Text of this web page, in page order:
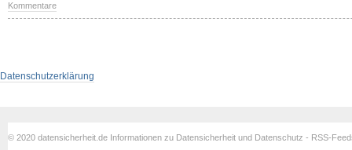
Kommentare
Datenschutzerklärung
© 2020 datensicherheit.de Informationen zu Datensicherheit und Datenschutz - RSS-